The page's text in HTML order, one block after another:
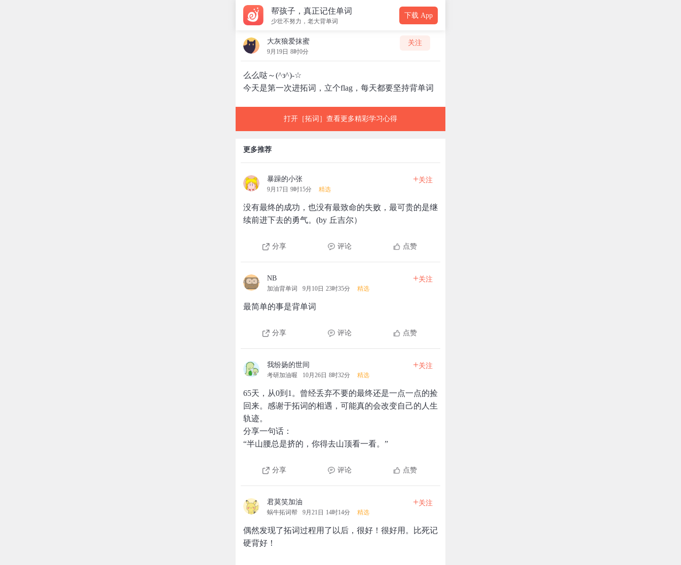
帮孩子，真正记住单词
少壮不努力，老大背单词
下载 App
大灰狼爱抹蜜
9月19日 8时0分
关注
么么哒～(^з^)-☆
今天是第一次进拓词，立个flag，每天都要坚持背单词
打开［拓词］查看更多精彩学习心得
更多推荐
暴躁的小张
9月17日 9时15分 精选
+关注
没有最终的成功，也没有最致命的失败，最可贵的是继
续前进下去的勇气。(by 丘吉尔）
分享 评论 点赞
NB
加油背单词 9月10日 23时35分 精选
+关注
最简单的事是背单词
分享 评论 点赞
我纷扬的世间
考研加油喔 10月26日 8时32分 精选
+关注
65天，从0到1。曾经丢弃不要的最终还是一点一点的捡
回来。感谢于拓词的相遇，可能真的会改变自己的人生
轨迹。
分享一句话：
“半山腰总是挤的，你得去山顶看一看。”
分享 评论 点赞
君莫笑加油
蜗牛拓词帮 9月21日 14时14分 精选
+关注
偶然发现了拓词过程用了以后，很好！很好用。比死记
硬背好！